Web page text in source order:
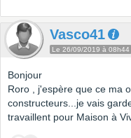
Vasco41
Le 26/09/2019 à 08h44
Bonjour
Roro , j'espère que ce ma
constructeurs...je vais
travaillent pour Maison à